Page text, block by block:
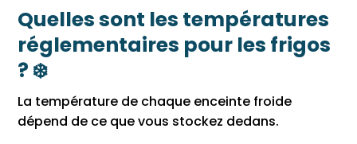
Quelles sont les températures
réglementaires pour les frigos
? ❄️
La température de chaque enceinte froide
dépend de ce que vous stockez dedans.